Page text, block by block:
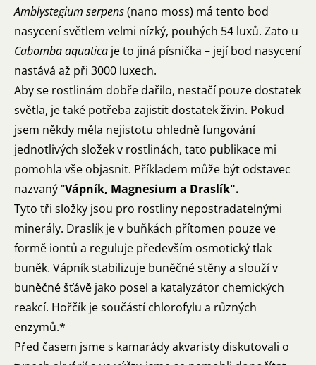
Amblystegium serpens(nano moss) má tento bod
nasycení světlem velmi nízký, pouhých 54 luxů. Zato u
Cabomba aquatica je to jiná písnička – její bod nasycení
nastává až při 3000 luxech.
Aby se rostlinám dobře dařilo, nestačí pouze dostatek
světla, je také potřeba zajistit dostatek živin. Pokud
jsem někdy měla nejistotu ohledně fungování
jednotlivých složek v rostlinách, tato publikace mi
pomohla vše objasnit. Příkladem může být odstavec
nazvaný "Vápník, Magnesium a Draslík".
Tyto tři složky jsou pro rostliny nepostradatelnými
minerály. Draslík je v buňkách přítomen pouze ve
formě iontů a reguluje především osmotický tlak
buněk. Vápník stabilizuje buněčné stěny a slouží v
buněčné šťávě jako posel a katalyzátor chemických
reakcí. Hořčík je součástí chlorofylu a různých
enzymů.*
Před časem jsme s kamarády akvaristy diskutovali o